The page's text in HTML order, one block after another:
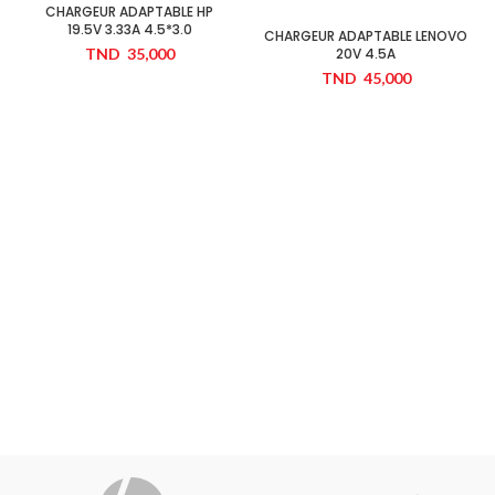
CHARGEUR ADAPTABLE HP
19.5V 3.33A 4.5*3.0
TND 35,000
CHARGEUR ADAPTABLE LENOVO
20V 4.5A
TND 45,000